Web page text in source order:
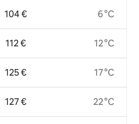
104 €
112 €
125 €
127 €
6 °C
12 °C
17 °C
22 °C